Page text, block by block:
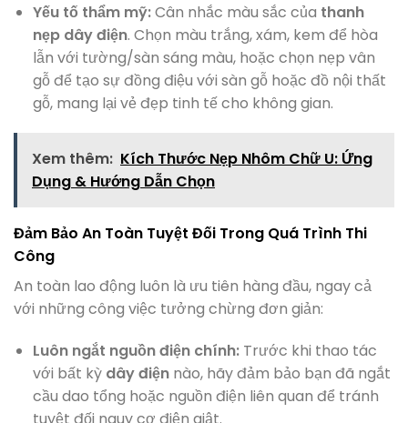
Yếu tố thẩm mỹ:Cân nhắc màu sắc của thanh
nẹp dây điện. Chọn màu trắng, xám, kem để hòa
lẫn với tường/sàn sáng màu, hoặc chọn nẹp vân
gỗ để tạo sự đồng điệu với sàn gỗ hoặc đồ nội thất
gỗ, mang lại vẻ đẹp tinh tế cho không gian.
Xem thêm: Kích Thước Nẹp Nhôm Chữ U: Ứng
Dụng & Hướng Dẫn Chọn
Đảm Bảo An Toàn Tuyệt Đối Trong Quá Trình Thi
Công
An toàn lao động luôn là ưu tiên hàng đầu, ngay cả
với những công việc tưởng chừng đơn giản:
Luôn ngắt nguồn điện chính:Trước khi thao tác
với bất kỳ dây điệnnào, hãy đảm bảo bạn đã ngắt
cầu dao tổng hoặc nguồn điện liên quan để tránh